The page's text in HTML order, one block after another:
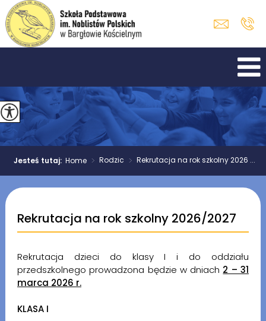
Jesteś tutaj:Home > Rodzic > Rekrutacja na rok szkolny 2026 ...
Rekrutacja na rok szkolny 2026/2027
Rekrutacja dzieci do klasy I i do oddziału
przedszkolnego prowadzona będzie w dniach 2 – 31
marca 2026 r.
KLASA I